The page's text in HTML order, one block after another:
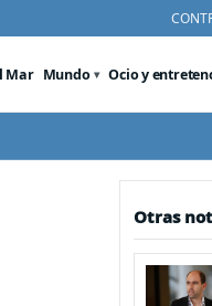
Mar Mundo Ocio y
Otras